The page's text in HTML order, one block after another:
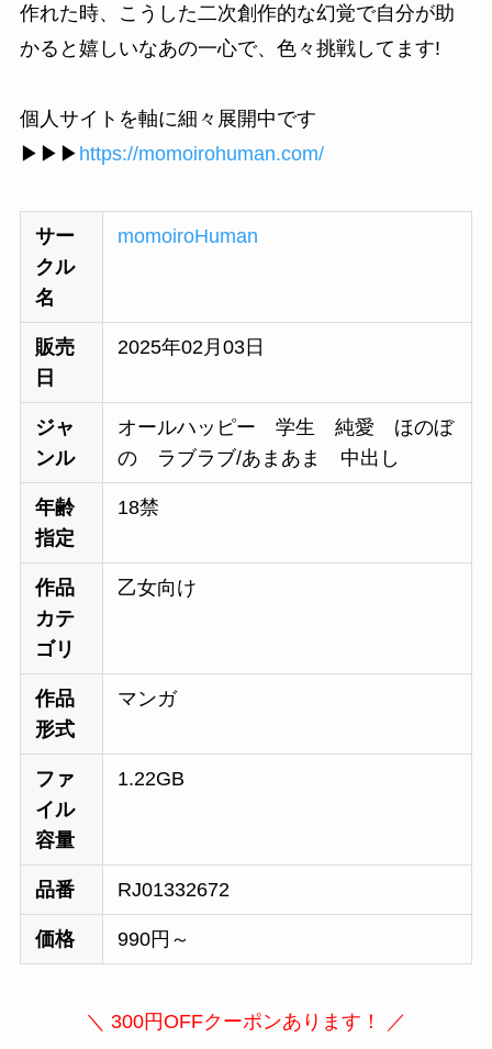
作れた時、こうした二次創作的な幻覚で自分が助
かると嬉しいなあの一心で、色々挑戦してます!
個人サイトを軸に細々展開中です
▶▶▶ https://momoirohuman.com/
サー
クル
名
momoiroHuman
販売
日
2025年02月03日
ジャ
ンル
オールハッピー 学生 純愛 ほのぼ
の ラブラブ/あまあま 中出し
年齢
指定
18禁
作品
カテ
ゴリ
乙女向け
作品
形式
マンガ
ファ
イル
容量
1.22GB
品番 RJ01332672
価格 990円～
＼ 300円OFFクーポンあります！ ／